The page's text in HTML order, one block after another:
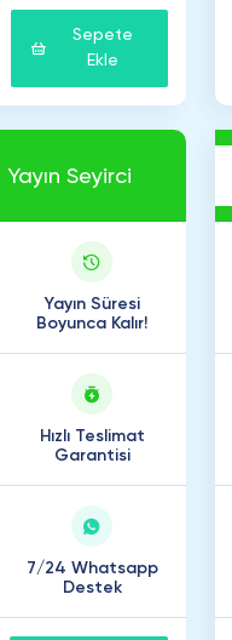
Sepete
Ekle
Yayın Seyirci
Yayın Süresi
Boyunca Kalır!
Hızlı Teslimat
Garantisi
7/24 Whatsapp
Destek